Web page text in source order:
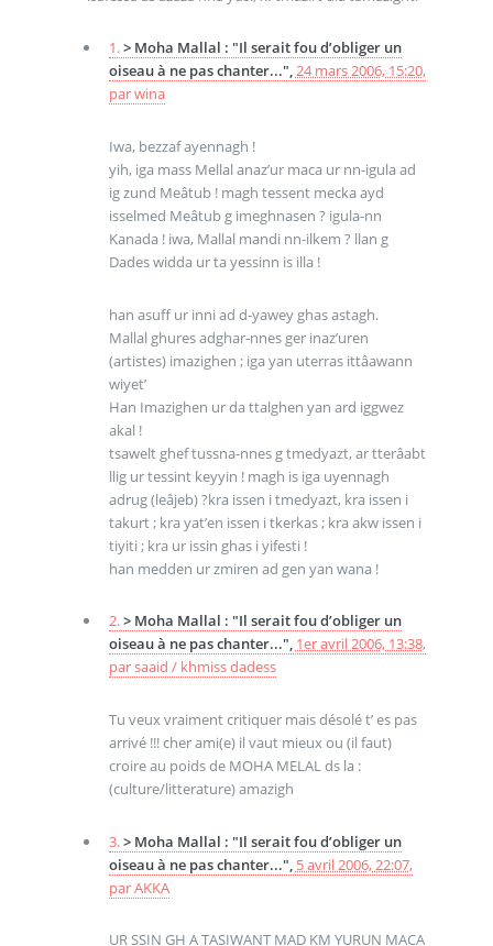
1.> Moha Mallal : "Il serait fou d’obliger un
oiseau à ne pas chanter...",24 mars 2006, 15:20,
parwina
Iwa, bezzaf ayennagh !
yih, iga mass Mellal anaz’ur maca ur nn-igula ad
ig zund Meâtub ! magh tessent mecka ayd
isselmed Meâtub g imeghnasen ? igula-nn
Kanada ! iwa, Mallal mandi nn-ilkem ? llan g
Dades widda ur ta yessinn is illa !
han asuff ur inni ad d-yawey ghas astagh.
Mallal ghures adghar-nnes ger inaz’uren
(artistes) imazighen ; iga yan uterras ittâawann
wiyet’
Han Imazighen ur da ttalghen yan ard iggwez
akal !
tsawelt ghef tussna-nnes g tmedyazt, ar tterâabt
llig ur tessint keyyin ! magh is iga uyennagh
adrug (leâjeb) ?kra issen i tmedyazt, kra issen i
takurt ; kra yat’en issen i tkerkas ; kra akw issen i
tiyiti ; kra ur issin ghas i yifesti !
han medden ur zmiren ad gen yan wana !
2.> Moha Mallal : "Il serait fou d’obliger un
oiseau à ne pas chanter...", 1er avril 2006, 13:38,
parsaaid / khmiss dadess
Tu veux vraiment critiquer mais désolé t’ es pas
arrivé !!! cher ami(e) il vaut mieux ou (il faut)
croire au poids de MOHA MELAL ds la :
(culture/litterature) amazigh
3.> Moha Mallal : "Il serait fou d’obliger un
oiseau à ne pas chanter...", 5 avril 2006, 22:07,
parAKKA
UR SSIN GH A TASIWANT MAD KM YURUN MACA